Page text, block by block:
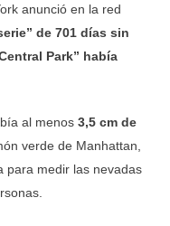
anunció en la red
de 701 días sin
Park” había
al menos 3,5 cm de
verde de Manhattan,
para medir las nevadas